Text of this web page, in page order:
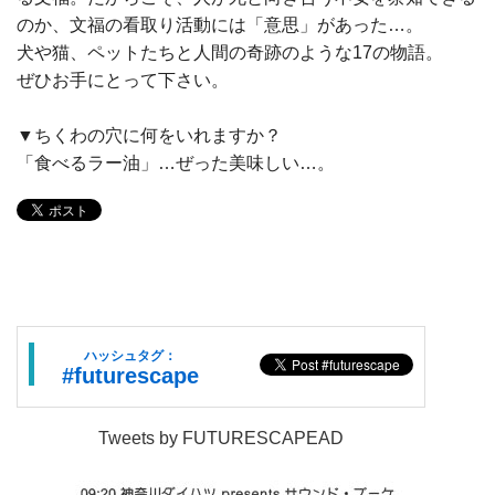
のか、文福の看取り活動には「意思」があった…。
犬や猫、ペットたちと人間の奇跡のような17の物語。
ぜひお手にとって下さい。
▼ちくわの穴に何をいれますか？
「食べるラー油」…ぜった美味しい…。
ハッシュタグ：
#futurescape
Tweets by FUTURESCAPEAD